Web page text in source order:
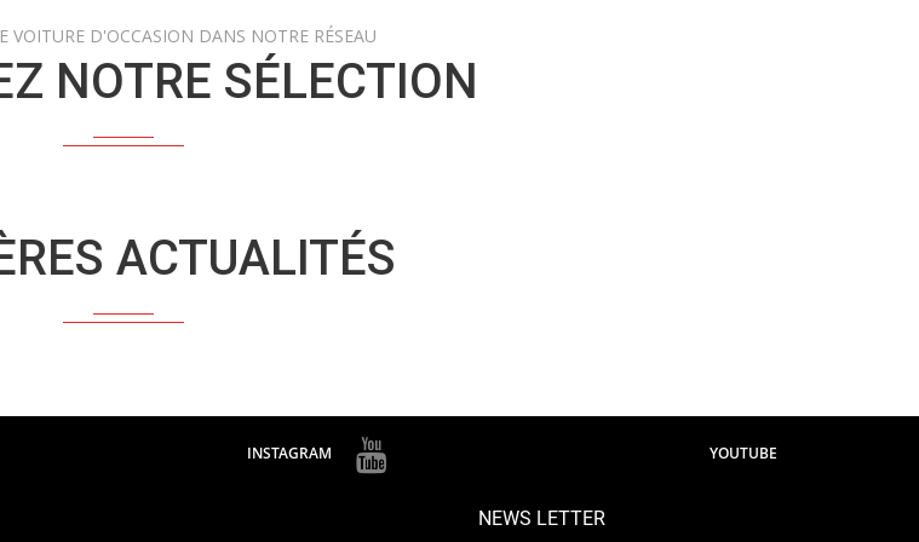
VOITURE D'OCCASION DANS NOTRE RÉSEAU
NOTRE SÉLECTION
ACTUALITÉS
INSTAGRAM YOUTUBE
NEWS LETTER